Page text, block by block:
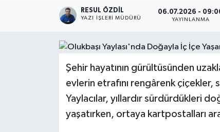
RESUL ÖZDIL
YAZI İŞLERI MÜDÜRÜ
06.07.2026 -
YAYINLANMA
Şehir hayatının gürültüsünden
evlerin etrafını rengârenk çiçekler,
Yaylacılar, yıllardır sürdürdükleri
yaşatırken, ortaya kartpostalları
RESMİ İLANLAR
Haber Arşivi